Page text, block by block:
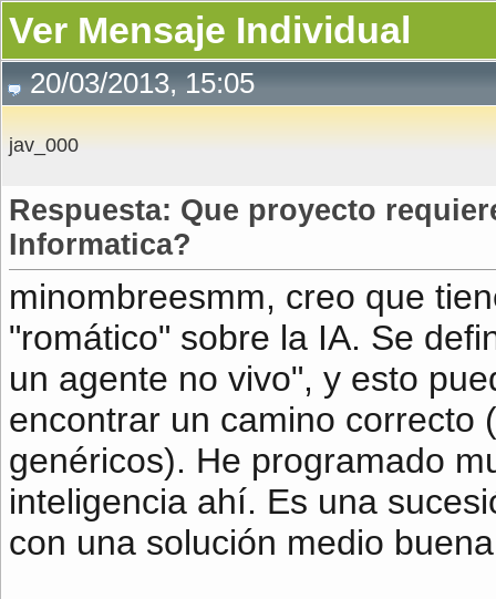
Ver Mensaje Individual
20/03/2013, 15:05
jav_000
Respuesta: Que proyecto
Informatica?
minombreesmm, creo que
"romático" sobre la IA. Se
un agente no vivo", y esto
encontrar un camino correcto
genéricos). He programado
inteligencia ahí. Es una
con una solución medio